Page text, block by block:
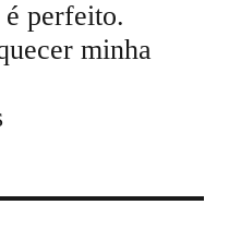
é perfeito.
minha